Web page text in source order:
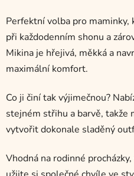
Perfektní volba pro
při každodenním shonu a
Mikina je hřejivá, měkká a
maximální komfort.
Co ji činí tak výjimečnou?
stejném střihu a barvě, takže
vytvořit dokonale sladěný
Vhodná na rodinné